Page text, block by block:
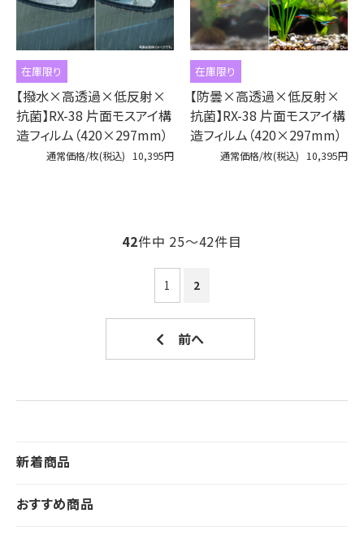
在庫限り
【撥水×高透過×低反射×
抗菌】RX-38 片面モスアイ構
造フィルム（420×297mm）
通常価格/枚(税込) 10,395円
在庫限り
【防曇×高透過×低反射×
抗菌】RX-38 片面モスアイ構
造フィルム（420×297mm）
通常価格/枚(税込) 10,395円
42件中 25〜42件目
1 2
新着商品
おすすめ商品